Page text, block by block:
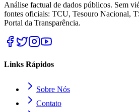
Análise factual de dados públicos. Sem
fontes oficiais: TCU, Tesouro Nacional,
Portal da Transparência.
Links Rápidos
Sobre Nós
Contato